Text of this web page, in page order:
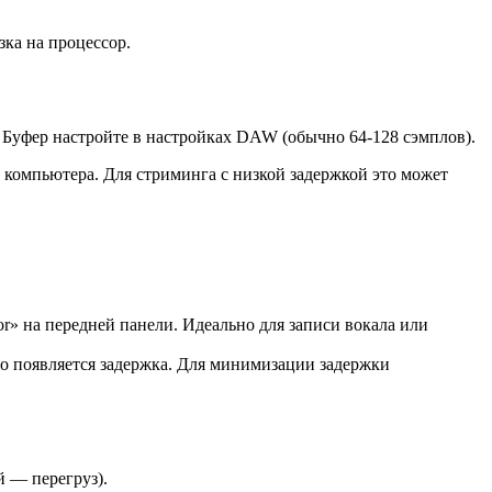
на процессор.
настройте в настройках DAW (обычно 64-128 сэмплов).
Для стриминга с низкой задержкой это может
передней панели. Идеально для записи вокала или
задержка. Для минимизации задержки
— перегруз).